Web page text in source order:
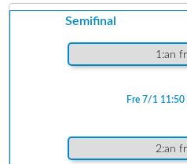
Semifinal
1:an
Fre 7/1 11:50
2:an